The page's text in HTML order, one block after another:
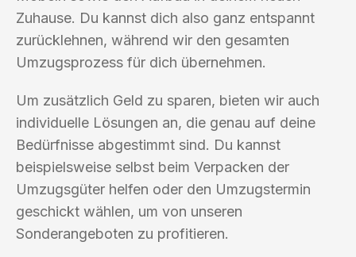
Zuhause. Du kannst dich also ganz entspannt
zurücklehnen, während wir den gesamten
Umzugsprozess für dich übernehmen.
Um zusätzlich Geld zu sparen, bieten wir auch
individuelle Lösungen an, die genau auf deine
Bedürfnisse abgestimmt sind. Du kannst
beispielsweise selbst beim Verpacken der
Umzugsgüter helfen oder den Umzugstermin
geschickt wählen, um von unseren
Sonderangeboten zu profitieren.